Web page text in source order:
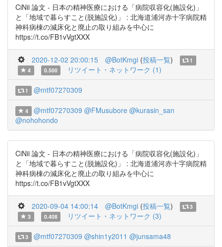
CiNii 論文 - 日本の精神医療における「病院収容化(施設化)」
と「地域で暮らすこと(脱施設化)」 : 北海道浦河赤十字病院精
神科病棟の減床化と廃止の取り組みを中心に
https://t.co/FB1vVgtXXX
2020-12-02 20:00:15 @BotKmgi (投稿一覧)
1
4
0.500 リツイート・ネットワーク (1)
1 @mtf07270309
4 @mtf07270309 @FMusubore @kurasin_san
@nohohondo
CiNii 論文 - 日本の精神医療における「病院収容化(施設化)」
と「地域で暮らすこと(脱施設化)」 : 北海道浦河赤十字病院精
神科病棟の減床化と廃止の取り組みを中心に
https://t.co/FB1vVgtXXX
2020-09-04 14:00:14 @BotKmgi (投稿一覧)
3
3
0.408 リツイート・ネットワーク (3)
3 @mtf07270309 @shin1y2011 @junsama48